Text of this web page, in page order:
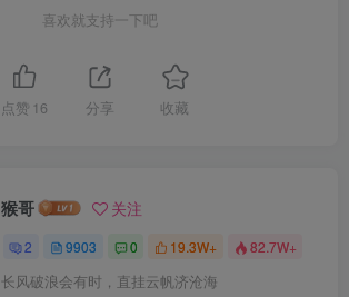
喜欢就支持一下吧
点赞 16 分享 收藏
猴哥 关注
2 9903 0 19.3W+ 82.7W+
长风破浪会有时，直挂云帆济沧海